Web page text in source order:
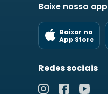
Baixe nosso app
Baixar no
App Store
Redes sociais